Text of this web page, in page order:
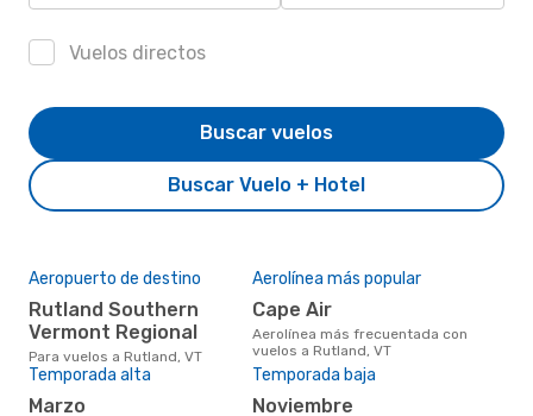
Vuelos directos
Buscar Vuelo + Hotel
Buscar vuelos
Aeropuerto de destino
Rutland Southern
Vermont Regional
Para vuelos a Rutland, VT
Aerolínea más popular
Cape Air
Aerolínea más frecuentada con
vuelos a Rutland, VT
Temporada alta
marzo
Temporada baja
noviembre